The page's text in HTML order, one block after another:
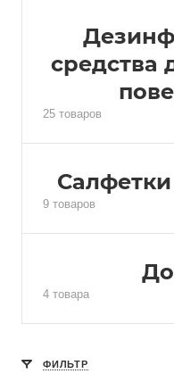
средства
25 товаров
9 товаров
4 товара
ФИЛЬТР